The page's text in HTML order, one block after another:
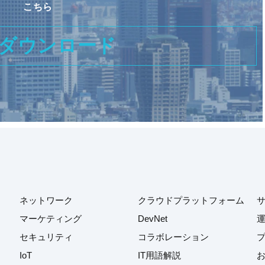
こちら
ウンロード
ネットワーク
マーケティング
セキュリティ
IoT
クラウドプラットフォーム
DevNet
コラボレーション
IT用語解説